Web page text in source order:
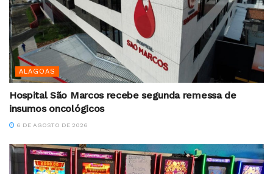
ALAGOAS
Hospital São Marcos recebe segunda remessa de
insumos oncológicos
6 DE AGOSTO DE 2026